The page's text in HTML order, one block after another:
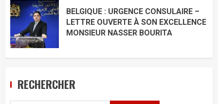
BELGIQUE : URGENCE CONSULAIRE –
LETTRE OUVERTE À SON EXCELLENCE
MONSIEUR NASSER BOURITA
RECHERCHER